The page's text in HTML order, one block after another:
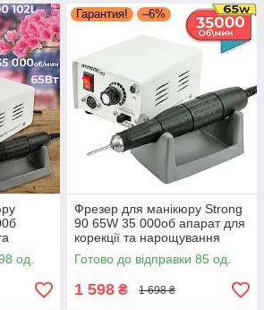
90
од.
Гарантия! –6%
Фрезер для манікюру Strong
90 65W 35 000об апарат для
корекції та нарощування
нігтів дриль для зняття лаку
Стронг 90
Готово до відправки 85 од.
1 598 ₴ 1 698 ₴